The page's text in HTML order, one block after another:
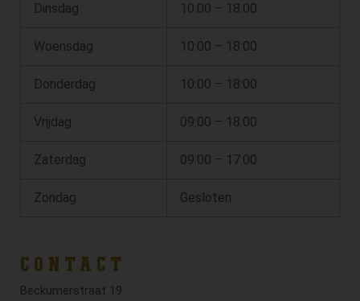
Dinsdag 10:00 – 18:00
Woensdag 10:00 – 18:00
Donderdag 10:00 – 18:00
Vrijdag 09:00 – 18:00
Zaterdag 09:00 – 17:00
Zondag Gesloten
CONTACT
Beckumerstraat 19